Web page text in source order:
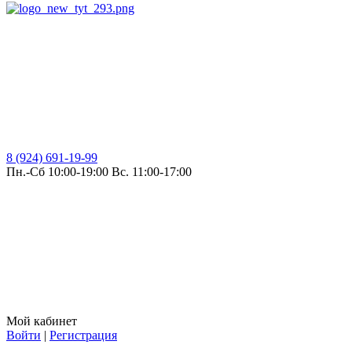
8 (924) 691-19-99
Пн.-Сб 10:00-19:00 Вс. 11:00-17:00
Мой кабинет
Войти | Регистрация